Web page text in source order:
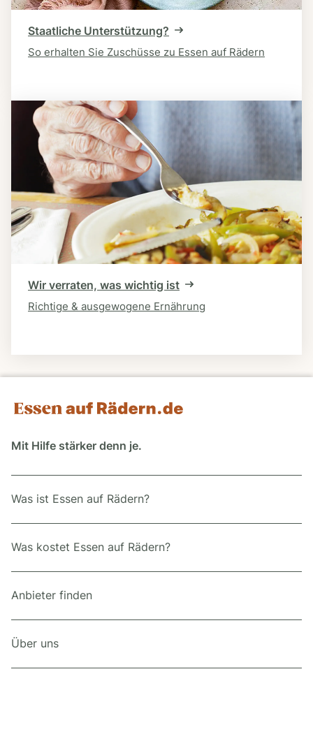
Staatliche Unterstützung?
So erhalten Sie Zuschüsse zu Essen auf Rädern
Wir verraten, was wichtig ist
Richtige & ausgewogene Ernährung
Mit Hilfe stärker denn je.
Was ist Essen auf Rädern?
Was kostet Essen auf Rädern?
Anbieter finden
Über uns